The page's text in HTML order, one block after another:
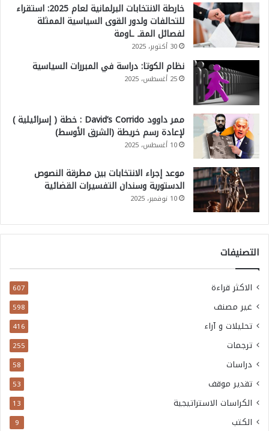
خارطة الانتخابات البرلمانية لعام 2025: استقراء
للتحالفات ولدور القوى السياسية الممثلة
لفصائل المقـ ـاومة
30 أكتوبر، 2025
نظام الكوتا: دراسة في المبررات السياسية
25 أغسطس، 2025
ممر داوود David’s Corrido : خطة ( إسرائيلية )
لإعادة رسم خريطة (الشرق الأوسط)
10 أغسطس، 2025
موعد إجراء الانتخابات بين مطرقة النصوص
الدستورية وسندان التفسيرات القضائية
10 نوفمبر، 2025
التصنيفات
الاكثر قراءة 607
غير مصنف 598
تحليلات و آراء 416
ترجمات 255
دراسات 58
تقدير موقف 53
الكراسات الاستراتيجية 13
الكتب 9